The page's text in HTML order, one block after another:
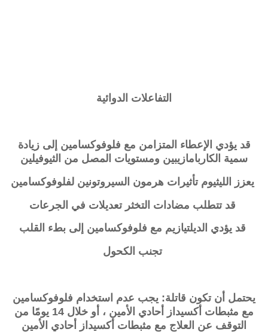
التفاعلات الدوائية
قد يؤدي الإعطاء المتزامن مع فلوفوكسامين إلى زيادة
سمية الكاربامازيبين ومستويات المصل من الثيوفيلين
يعزز الليثيوم تأثيرات هرمون السيروتونين لفلوفوكسامين
قد تتطلب مضادات التخثر تعديلات في الجرعات
قد يؤدي الديلتيازيم مع فلوفوكسامين إلى بطء القلب
تجنب الكحول
يحتمل أن تكون قاتلة: يجب عدم استخدام فلوفوكسامين
مع مثبطات أكسيداز أحادي الأمين ، أو خلال 14 يومًا من
التوقف عن العلاج مع مثبطات أكسيداز أحادي الأمين